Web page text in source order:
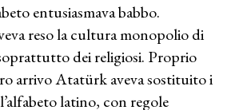
entusiasmava babbo.
reso la cultura monopolio di
dei religiosi. Proprio
arrivo Atatürk aveva sostituito i
latino, con regole